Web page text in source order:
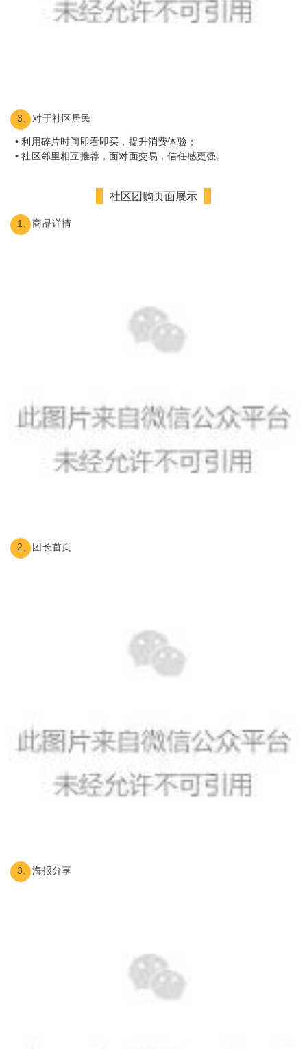
3、对于社区居民
• 利用碎片时间即看即买，提升消费体验；
• 社区邻里相互推荐，面对面交易，信任感更强。
社区团购页面展示
1、商品详情
2、团长首页
3、海报分享